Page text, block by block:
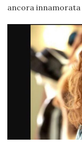
ancora innamorata